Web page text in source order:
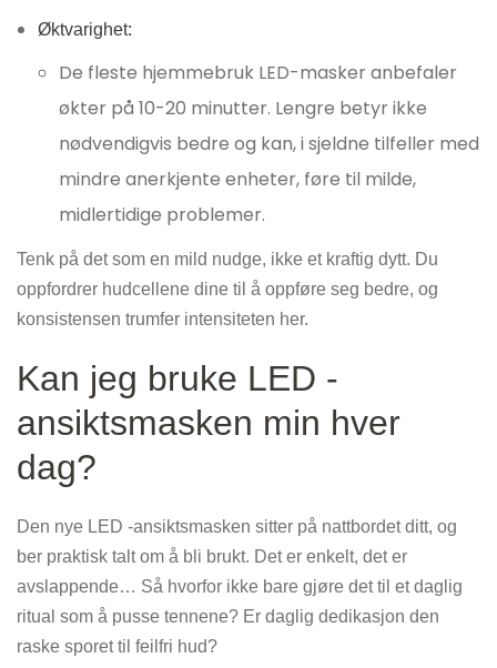
Øktvarighet:
De fleste hjemmebruk LED-masker anbefaler
økter på 10-20 minutter. Lengre betyr ikke
nødvendigvis bedre og kan, i sjeldne tilfeller med
mindre anerkjente enheter, føre til milde,
midlertidige problemer.
Tenk på det som en mild nudge, ikke et kraftig dytt. Du
oppfordrer hudcellene dine til å oppføre seg bedre, og
konsistensen trumfer intensiteten her.
Kan jeg bruke LED -
ansiktsmasken min hver
dag?
Den nye LED -ansiktsmasken sitter på nattbordet ditt, og
ber praktisk talt om å bli brukt. Det er enkelt, det er
avslappende… Så hvorfor ikke bare gjøre det til et daglig
ritual som å pusse tennene? Er daglig dedikasjon den
raske sporet til feilfri hud?